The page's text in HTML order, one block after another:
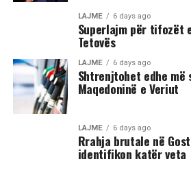
LAJME 6 days ago
Superlajm për tifozët
Tetovës
LAJME 6 days ago
Shtrenjtohet edhe më
Maqedoninë e Veriut
LAJME 6 days ago
Rrahja brutale në
identifikon katër veta